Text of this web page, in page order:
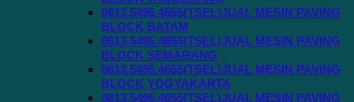
0813.5495.4655(TSEL)JUAL MESIN PAVING
BLOCK BATAM
0813.5495.4655(TSEL)JUAL MESIN PAVING
BLOCK SEMARANG
0813.5495.4655(TSEL)JUAL MESIN PAVING
BLOCK YOGYAKARTA
0813.5495.4655(TSEL)JUAL MESIN PAVING